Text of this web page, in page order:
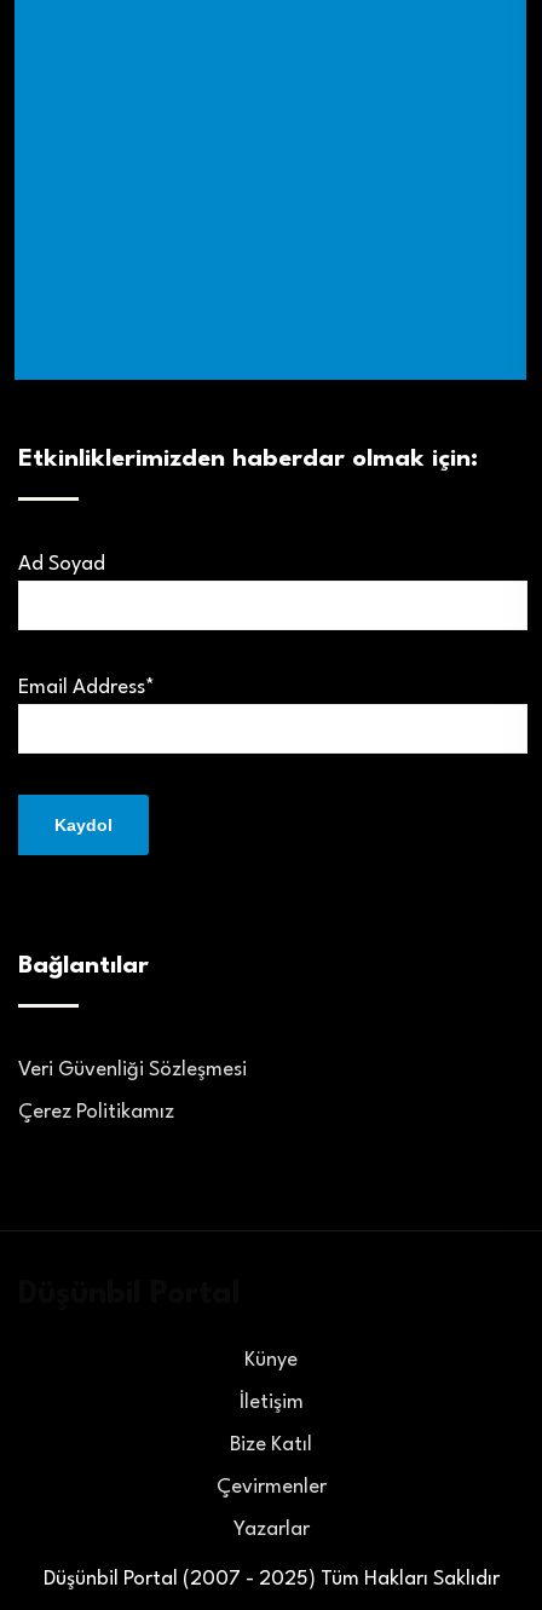
Etkinliklerimizden haberdar olmak için:
Ad Soyad
Email Address*
Bağlantılar
Veri Güvenliği Sözleşmesi
Çerez Politikamız
Düşünbil Portal (2007 - 2025) Tüm Hakları Saklıdır
Künye
İletişim
Bize Katıl
Çevirmenler
Yazarlar